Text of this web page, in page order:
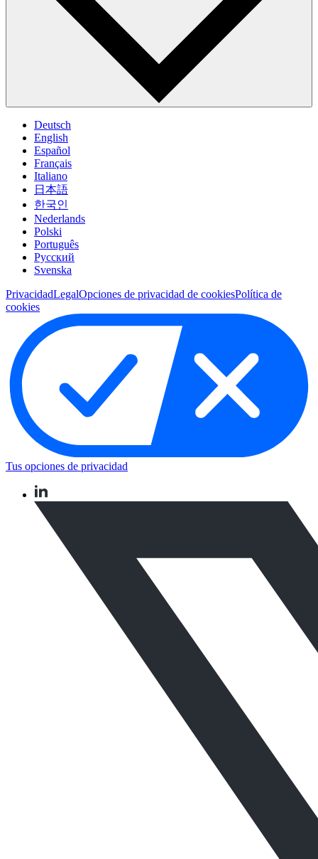
Deutsch
English
Español
Français
Italiano
日本語
한국인
Nederlands
Polski
Português
Pусский
Svenska
PrivacidadLegalOpciones de privacidad de cookiesPolítica de
cookies
Tus opciones de privacidad